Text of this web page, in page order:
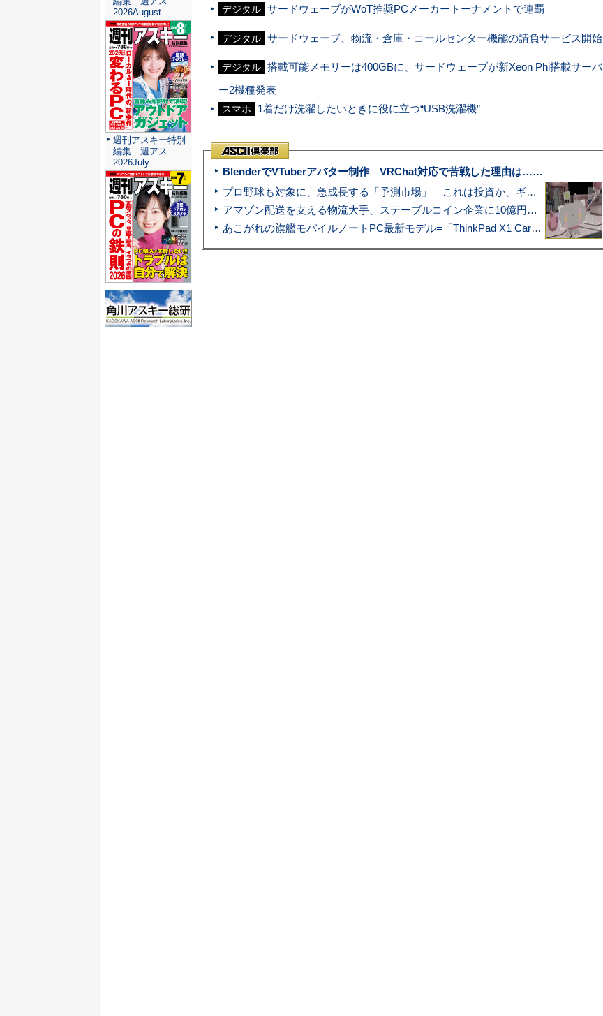
デジタル サードウェーブがWoT推奨PCメーカートーナメントで連覇
デジタル サードウェーブ、物流・倉庫・コールセンター機能の請負サービス開始
デジタル 搭載可能メモリーは400GBに、サードウェーブが新Xeon Phi搭載サーバ
ー2機種発表
スマホ 1着だけ洗濯したいときに役に立つ“USB洗濯機”
BlenderでVTuberアバター制作 VRChat対応で苦戦した理由は……
プロ野球も対象に、急成長する「予測市場」 これは投資か、ギャンブルか
アマゾン配送を支える物流大手、ステーブルコイン企業に10億円投資のワケ
あこがれの旗艦モバイルノートPC最新モデル=「ThinkPad X1 Carbon Gen 14 Aura Edition」実機レビュー
2026August
週刊アスキー特別
編集 週アス
2026July